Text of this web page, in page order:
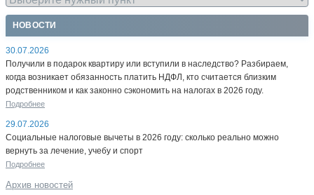
НОВОСТИ
30.07.2026
Получили в подарок квартиру или вступили в наследство? Разбираем,
когда возникает обязанность платить НДФЛ, кто считается близким
родственником и как законно сэкономить на налогах в 2026 году.
Подробнее
29.07.2026
Социальные налоговые вычеты в 2026 году: сколько реально можно
вернуть за лечение, учебу и спорт
Подробнее
Архив новостей